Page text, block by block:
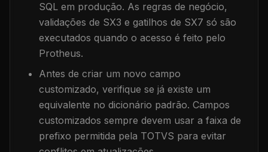
SQL em produção. As regras de negócio,
validações de SX3 e gatilhos de SX7 só são
executados quando o acesso é feito pelo
Protheus.
Antes de criar um novo campo
customizado, verifique se já existe um
equivalente no dicionário padrão. Campos
customizados sempre devem usar a faixa de
prefixo permitida pela TOTVS para evitar